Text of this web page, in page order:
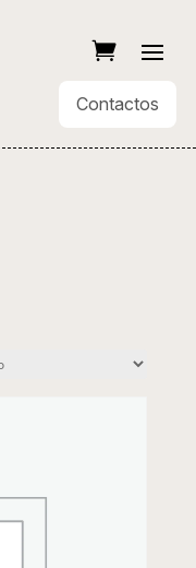
Contactos